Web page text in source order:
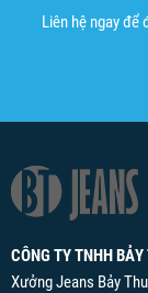
Liên hệ ngay để
CÔNG TY TNHH
Xưởng Jeans Bảy